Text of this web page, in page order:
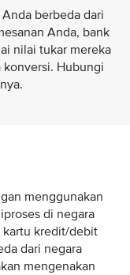
berbeda dari
Anda, bank
nilai tukar mereka
Hubungi
menggunakan
di negara
kartu kredit/debit
dari negara
mengenakan